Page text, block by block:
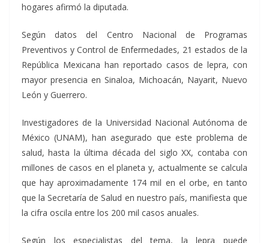
hogares afirmó la diputada.
Según datos del Centro Nacional de Programas
Preventivos y Control de Enfermedades, 21 estados de la
República Mexicana han reportado casos de lepra, con
mayor presencia en Sinaloa, Michoacán, Nayarit, Nuevo
León y Guerrero.
Investigadores de la Universidad Nacional Autónoma de
México (UNAM), han asegurado que este problema de
salud, hasta la última década del siglo XX, contaba con
millones de casos en el planeta y, actualmente se calcula
que hay aproximadamente 174 mil en el orbe, en tanto
que la Secretaría de Salud en nuestro país, manifiesta que
la cifra oscila entre los 200 mil casos anuales.
Según los especialistas del tema, la lepra puede